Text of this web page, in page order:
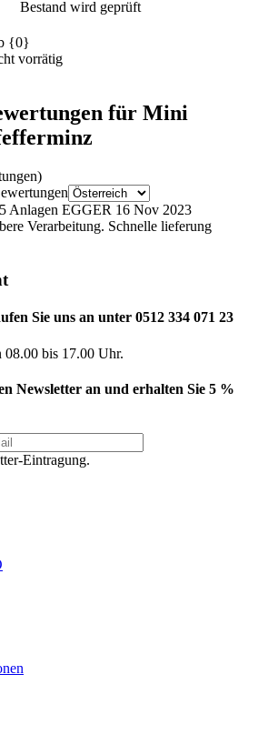
Bestand wird geprüft
{0}
vorrätig
für Mini
Anlagen EGGER 16 Nov 2023
Verarbeitung. Schnelle lieferung
Sie uns an unter 0512 334 071 23
bis 17.00 Uhr.
Newsletter an und erhalten Sie 5 %
Eintragung.